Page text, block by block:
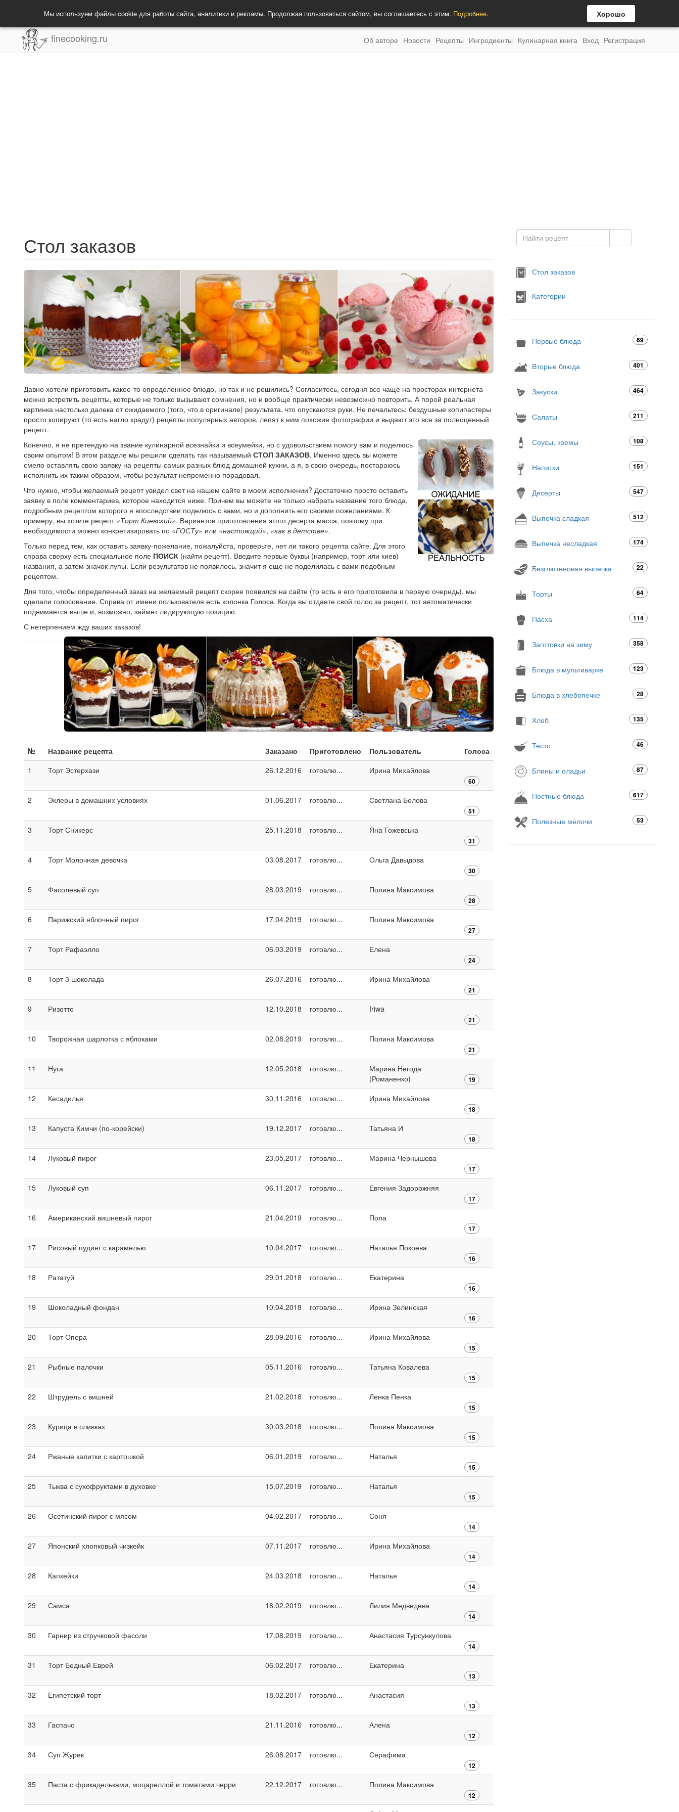
Мы используем файлы cookie для работы сайта, аналитики и рекламы. Продолжая пользоваться сайтом, вы соглашаетесь с этим. Подробнее. Хорошо
finecooking.ru Об авторе Новости Рецепты Ингредиенты Кулинарная книга Вход Регистрация
Стол заказов
Давно хотели приготовить какое-то определенное блюдо, но так и не решились? Согласитесь, сегодня все чаще на просторах интернета
можно встретить рецепты, которые не только вызывают сомнения, но и вообще практически невозможно повторить. А порой реальная
картинка настолько далека от ожидаемого (того, что в оригинале) результата, что опускаются руки. Не печальтесь: бездушные копипастеры
просто копируют (то есть нагло крадут) рецепты популярных авторов, лепят к ним похожие фотографии и выдают это все за полноценный
рецепт.
Конечно, я не претендую на звание кулинарной всезнайки и всеумейки, но с удовольствием помогу вам и поделюсь
своим опытом! В этом разделе мы решили сделать так называемый СТОЛ ЗАКАЗОВ. Именно здесь вы можете
смело оставлять свою заявку на рецепты самых разных блюд домашней кухни, а я, в свою очередь, постараюсь
исполнить их таким образом, чтобы результат непременно порадовал.
Что нужно, чтобы желаемый рецепт увидел свет на нашем сайте в моем исполнении? Достаточно просто оставить
заявку в поле комментариев, которое находится ниже. Причем вы можете не только набрать название того блюда,
подробным рецептом которого я впоследствии поделюсь с вами, но и дополнить его своими пожеланиями. К
примеру, вы хотите рецепт «Торт Киевский». Вариантов приготовления этого десерта масса, поэтому при
необходимости можно конкретизировать по «ГОСТу» или «настоящий», «как в детстве».
Только перед тем, как оставить заявку-пожелание, пожалуйста, проверьте, нет ли такого рецепта сайте. Для этого
справа сверху есть специальное поле ПОИСК (найти рецепт). Введите первые буквы (например, торт или киев)
названия, а затем значок лупы. Если результатов не появилось, значит я еще не поделилась с вами подобным
рецептом.
Для того, чтобы определенный заказ на желаемый рецепт скорее появился на сайте (то есть я его приготовила в первую очередь), мы
сделали голосование. Справа от имени пользователя есть колонка Голоса. Когда вы отдаете свой голос за рецепт, тот автоматически
поднимается выше и, возможно, займет лидирующую позицию.
С нетерпением жду ваших заказов!
№ Название рецепта Заказано Приготовлено Пользователь
Голоса
1
Торт Эстерхази 26.12.2016 готовлю... Ирина Михайлова
60
2 Эклеры в домашних условиях 01.06.2017 готовлю... Светлана Белова
51
3 Торт Сникерс 25.11.2018 готовлю... Яна Гожевська
31
4 Торт Молочная девочка 03.08.2017 готовлю... Ольга Давыдова
30
5 Фасолевый суп 28.03.2019 готовлю... Полина Максимова
28
6 Парижский яблочный пирог 17.04.2019 готовлю... Полина Максимова
27
7 Торт Рафаэлло 06.03.2019 готовлю... Елена
24
8 Торт 3 шоколада 26.07.2016 готовлю... Ирина Михайлова
21
9 Ризотто 12.10.2018 готовлю... Iriwa
21
10 Творожная шарлотка с яблоками 02.08.2019 готовлю... Полина Максимова
21
11 Нуга 12.05.2018 готовлю...
Марина Негода
(Романенко)
19
12 Кесадилья 30.11.2016 готовлю... Ирина Михайлова
18
13 Капуста Кимчи (по-корейски) 19.12.2017 готовлю... Татьяна И
18
14 Луковый пирог 23.05.2017 готовлю... Марина Чернышева
17
15 Луковый суп 06.11.2017 готовлю... Евгения Задорожняя
17
16 Американский вишневый пирог 21.04.2019 готовлю... Пола
17
17 Рисовый пудинг с карамелью 10.04.2017 готовлю... Наталья Покоева
16
18 Рататуй 29.01.2018 готовлю... Екатерина
16
19 Шоколадный фондан 10.04.2018 готовлю... Ирина Зелинская
16
20 Торт Опера 28.09.2016 готовлю... Ирина Михайлова
15
21 Рыбные палочки 05.11.2016 готовлю... Татьяна Ковалева
15
22 Штрудель с вишней 21.02.2018 готовлю... Ленка Пенка
15
23 Курица в сливках 30.03.2018 готовлю... Полина Максимова
15
24 Ржаные калитки с картошкой 06.01.2019 готовлю... Наталья
15
25 Тыква с сухофруктами в духовке 15.07.2019 готовлю... Наталья
15
26 Осетинский пирог с мясом 04.02.2017 готовлю... Соня
14
27 Японский хлопковый чизкейк 07.11.2017 готовлю... Ирина Михайлова
14
28 Капкейки 24.03.2018 готовлю... Наталья
14
29 Самса 18.02.2019 готовлю... Лилия Медведева
14
30 Гарнир из стручковой фасоли 17.08.2019 готовлю... Анастасия Турсункулова
14
31 Торт Бедный Еврей 06.02.2017 готовлю... Екатерина
13
32 Египетский торт 18.02.2017 готовлю... Анастасия
13
33 Гаспачо 21.11.2016 готовлю... Алена
12
34 Суп Журек 26.08.2017 готовлю... Серафима
12
35 Паста с фрикадельками, моцареллой и томатами черри 22.12.2017 готовлю... Полина Максимова
12
Стол заказов
Категории
Первые блюда 69
Вторые блюда 401
Закуски 464
Салаты 211
Соусы, кремы 108
Напитки 151
Десерты 547
Выпечка сладкая 512
Выпечка несладкая 174
Безглютеновая выпечка 22
Торты 64
Пасха 114
Заготовки на зиму 358
Блюда в мультиварке 123
Блюда в хлебопечке 28
Хлеб 135
Тесто 46
Блины и оладьи 87
Постные блюда 617
Полезные мелочи 53